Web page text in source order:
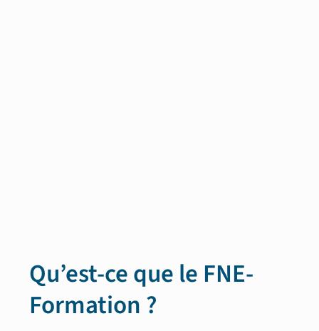
Qu’est-ce que le FNE-
Formation ?